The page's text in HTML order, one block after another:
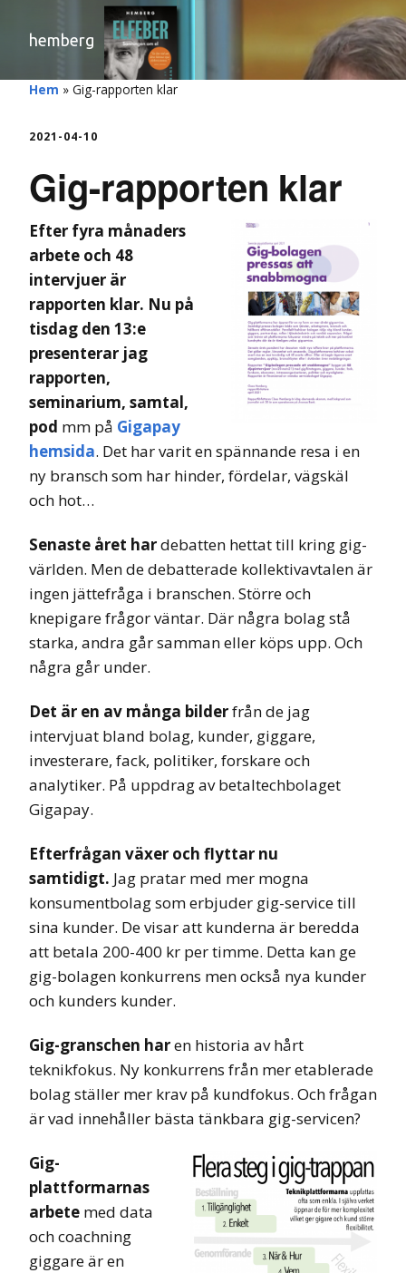
hemberg
Hem » Gig-rapporten klar
2021-04-10
Gig-rapporten klar
Efter fyra månaders
arbete och 48
intervjuer är
rapporten klar. Nu på
tisdag den 13:e
presenterar jag
rapporten,
seminarium, samtal,
pod mm på Gigapay
hemsida. Det har varit en spännande resa i en
ny bransch som har hinder, fördelar, vägskäl
och hot…
Senaste året hardebatten hettat till kring gig-
världen. Men de debatterade kollektivavtalen är
ingen jättefråga i branschen. Större och
knepigare frågor väntar. Där några bolag stå
starka, andra går samman eller köps upp. Och
några går under.
Det är en av många bilderfrån de jag
intervjuat bland bolag, kunder, giggare,
investerare, fack, politiker, forskare och
analytiker. På uppdrag av betaltechbolaget
Gigapay.
Efterfrågan växer och flyttar nu
samtidigt. Jag pratar med mer mogna
konsumentbolag som erbjuder gig-service till
sina kunder. De visar att kunderna är beredda
att betala 200-400 kr per timme. Detta kan ge
gig-bolagen konkurrens men också nya kunder
och kunders kunder.
Gig-granschen haren historia av hårt
teknikfokus. Ny konkurrens från mer etablerade
bolag ställer mer krav på kundfokus. Och frågan
är vad innehåller bästa tänkbara gig-servicen?
Gig-
plattformarnas
arbete med data
och coachning
giggare är en